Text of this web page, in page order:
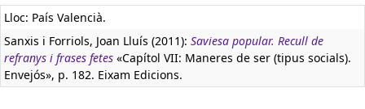
Lloc: País Valencià.
Sanxis i Forriols, Joan Lluís (2011): Saviesa popular. Recull de
refranys i frases fetes «Capítol VII: Maneres de ser (tipus socials).
Envejós», p. 182. Eixam Edicions.